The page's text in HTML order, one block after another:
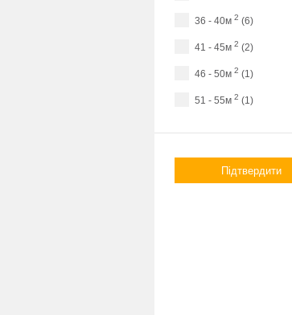
36 - 40м 2 (6)
41 - 45м 2 (2)
46 - 50м 2 (1)
51 - 55м 2 (1)
Підтвердити